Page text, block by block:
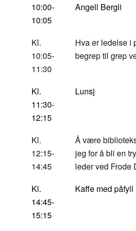
10:00-
10:05
Angell Bergli
Kl.
10:05-
11:30
Hva er ledelse i
begrep til grep
Kl.
11:30-
12:15
Lunsj
Kl.
12:15-
14:45
Å være
jeg for å bli en
leder ved Frode
Kl.
14:45-
15:15
Kaffe med påfyll